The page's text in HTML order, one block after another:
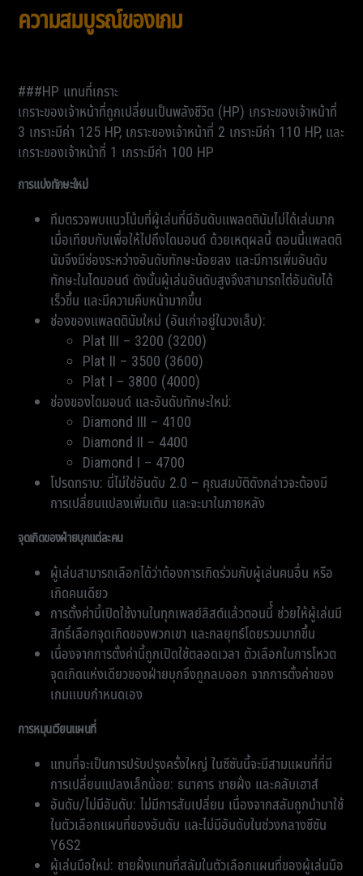
ความสมบูรณ์ของเกม
###HP แทนที่เกราะ
เกราะของเจ้าหน้าที่ถูกเปลี่ยนเป็นพลังชีวิต (HP) เกราะของเจ้าหน้าที่
3 เกราะมีค่า 125 HP, เกราะของเจ้าหน้าที่ 2 เกราะมีค่า 110 HP, และ
เกราะของเจ้าหน้าที่ 1 เกราะมีค่า 100 HP
การแบ่งทักษะใหม่
ทีมตรวจพบแนวโน้มที่ผู้เล่นที่มีอันดับแพลตตินัมไม่ได้เล่นมาก
เมื่อเทียบกับเพื่อให้ไปถึงไดมอนด์ ด้วยเหตุผลนี้ ตอนนี้แพลตติ
นัมจึงมีช่องระหว่างอันดับทักษะน้อยลง และมีการเพิ่มอันดับ
ทักษะในไดมอนด์ ดังนั้นผู้เล่นอันดับสูงจึงสามารถไต่อันดับได้
เร็วขึ้น และมีความคืบหน้ามากขึ้น
ช่องของแพลตตินัมใหม่ (อันเก่าอยู่ในวงเล็บ):
Plat III – 3200 (3200)
Plat II – 3500 (3600)
Plat I – 3800 (4000)
ช่องของไดมอนด์ และอันดับทักษะใหม่:
Diamond III – 4100
Diamond II – 4400
Diamond I – 4700
โปรดทราบ: นี่ไม่ใช่อันดับ 2.0 – คุณสมบัติดังกล่าวจะต้องมี
การเปลี่ยนแปลงเพิ่มเติม และจะมาในภายหลัง
จุดเกิดของฝ่ายบุกแต่ละคน
ผู้เล่นสามารถเลือกได้ว่าต้องการเกิดร่วมกับผู้เล่นคนอื่น หรือ
เกิดคนเดียว
การตั้งค่านี้เปิดใช้งานในทุกเพลย์ลิสต์แล้วตอนนี้์ ช่วยให้ผู้เล่นมี
สิทธิ์เลือกจุดเกิดของพวกเขา และกลยุทธ์โดยรวมมากขึ้น
เนื่องจากการตั้งค่านี้ถูกเปิดใช้ตลอดเวลา ตัวเลือกในการโหวต
จุดเกิดแห่งเดียวของฝ่ายบุกจึงถูกลบออก จากการตั้งค่าของ
เกมแบบกำหนดเอง
การหมุนเวียนแผนที่
แทนที่จะเป็นการปรับปรุงครั้งใหญ่ ในซีซันนี้จะมีสามแผนที่ที่มี
การเปลี่ยนแปลงเล็กน้อย: ธนาคาร ชายฝั่ง และคลับเฮาส์
อันดับ/ไม่มีอันดับ: ไม่มีการสับเปลี่ยน เนื่องจากสลัมถูกนำมาใช้
ในตัวเลือกแผนที่ของอันดับ และไม่มีอันดับในช่วงกลางซีซัน
Y6S2
ผู้เล่นมือใหม่: ชายฝั่งแทนที่สลัมในตัวเลือกแผนที่ของผู้เล่นมือ